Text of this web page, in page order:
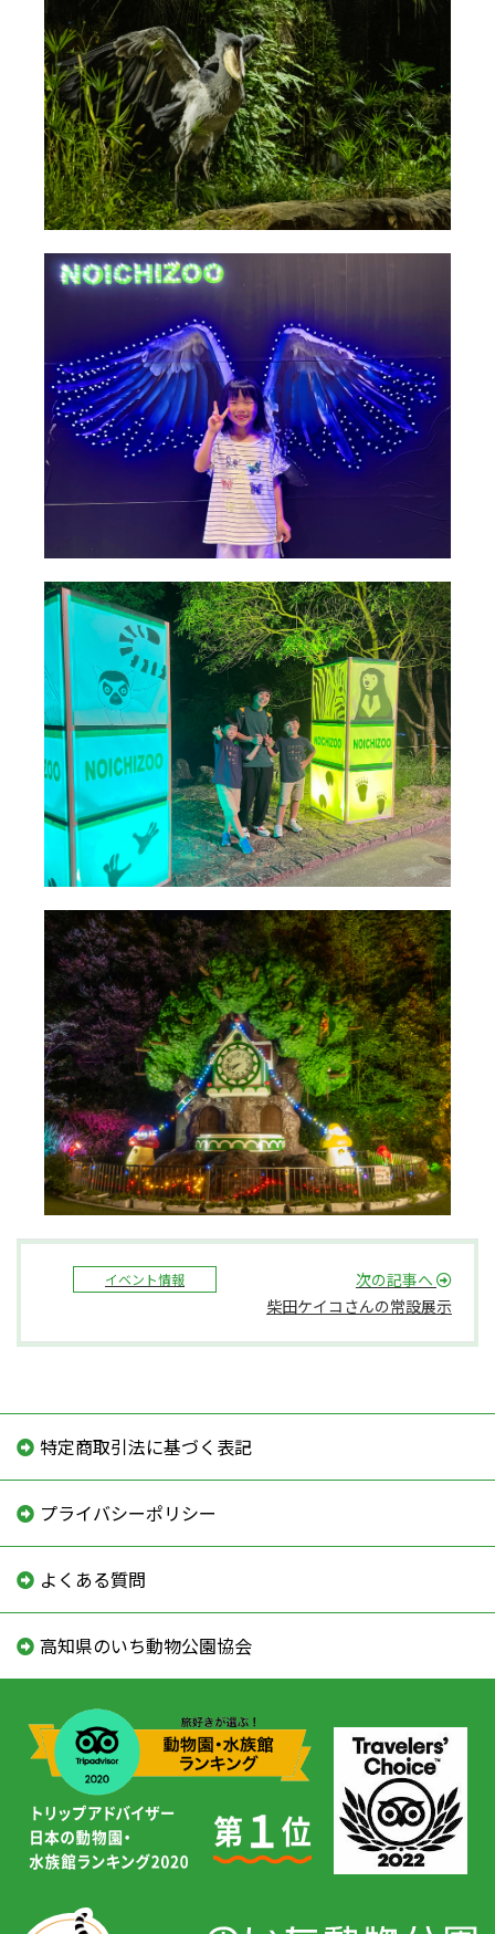
イベント情報
次の記事へ
柴田ケイコさんの常設展示
特定商取引法に基づく表記
プライバシーポリシー
よくある質問
高知県のいち動物公園協会